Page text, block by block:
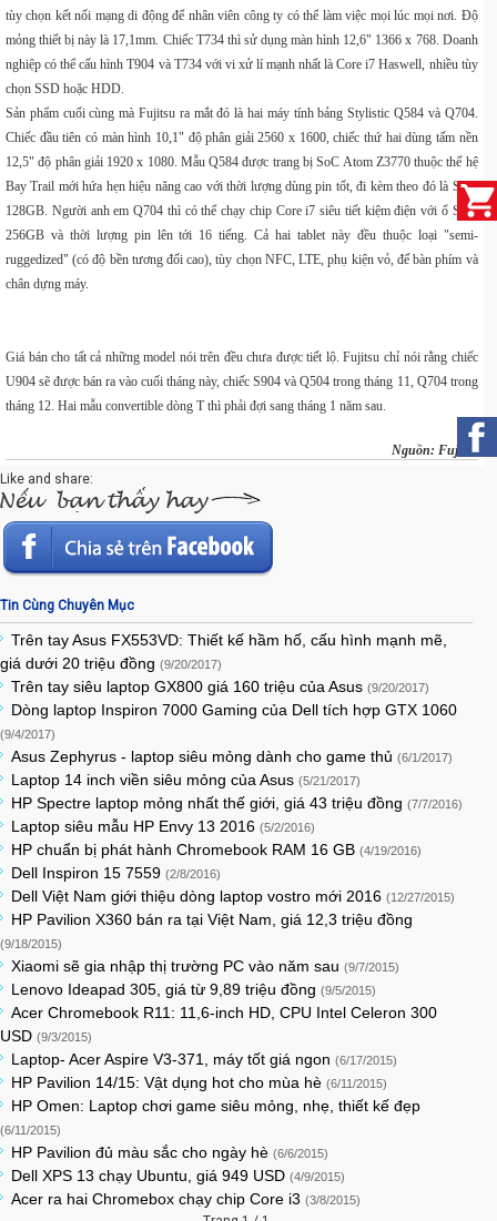
tùy chọn kết nối mạng di động để nhân viên công ty có thể làm việc mọi lúc mọi nơi. Độ
mỏng thiết bị này là 17,1mm. Chiếc T734 thì sử dụng màn hình 12,6" 1366 x 768. Doanh
nghiệp có thể cấu hình T904 và T734 với vi xử lí mạnh nhất là Core i7 Haswell, nhiều tùy
chọn SSD hoặc HDD.
Sản phẩm cuối cùng mà Fujitsu ra mắt đó là hai máy tính bảngStylistic Q584 và Q704.
Chiếc đầu tiên có màn hình 10,1" độ phân giải 2560 x 1600, chiếc thứ hai dùng tấm nền
12,5" độ phân giải 1920 x 1080. Mẫu Q584 được trang bị SoC AtomZ3770 thuộc thế hệ
Bay Trail mới hứa hẹn hiệu năng cao với thời lượng dùng pin tốt, đi kèm theo đó là SSD
128GB. Người anh em Q704 thì có thể chạy chip Core i7 siêu tiết kiệm điện với ổ SSD
256GB và thời lượng pin lên tới 16 tiếng. Cả hai tablet này đều thuộc loại "semi-
ruggedized" (có độ bền tương đối cao), tùy chọn NFC, LTE, phụ kiện vỏ, đế bàn phím và
chân dựng máy.
Giá bán cho tất cả những model nói trên đều chưa được tiết lộ. Fujitsu chỉ nói rằng chiếc
U904 sẽ được bán ra vào cuối tháng này, chiếc S904 và Q504 trong tháng 11, Q704 trong
tháng 12. Hai mẫu convertible dòng T thì phải đợi sang tháng 1 năm sau.
Nguồn: Fujitsu
Like and share:
Tin Cùng Chuyên Mục
Trên tay Asus FX553VD: Thiết kế hầm hố, cấu hình mạnh mẽ,
giá dưới 20 triệu đồng (9/20/2017)
Trên tay siêu laptop GX800 giá 160 triệu của Asus (9/20/2017)
Dòng laptop Inspiron 7000 Gaming của Dell tích hợp GTX 1060
(9/4/2017)
Asus Zephyrus - laptop siêu mỏng dành cho game thủ (6/1/2017)
Laptop 14 inch viền siêu mỏng của Asus (5/21/2017)
HP Spectre laptop mỏng nhất thế giới, giá 43 triệu đồng (7/7/2016)
Laptop siêu mẫu HP Envy 13 2016 (5/2/2016)
HP chuẩn bị phát hành Chromebook RAM 16 GB (4/19/2016)
Dell Inspiron 15 7559 (2/8/2016)
Dell Việt Nam giới thiệu dòng laptop vostro mới 2016 (12/27/2015)
HP Pavilion X360 bán ra tại Việt Nam, giá 12,3 triệu đồng
(9/18/2015)
Xiaomi sẽ gia nhập thị trường PC vào năm sau (9/7/2015)
Lenovo Ideapad 305, giá từ 9,89 triệu đồng (9/5/2015)
Acer Chromebook R11: 11,6-inch HD, CPU Intel Celeron 300
USD (9/3/2015)
Laptop- Acer Aspire V3-371, máy tốt giá ngon (6/17/2015)
HP Pavilion 14/15: Vật dụng hot cho mùa hè (6/11/2015)
HP Omen: Laptop chơi game siêu mỏng, nhẹ, thiết kế đẹp
(6/11/2015)
HP Pavilion đủ màu sắc cho ngày hè (6/6/2015)
Dell XPS 13 chạy Ubuntu, giá 949 USD (4/9/2015)
Acer ra hai Chromebox chạy chip Core i3 (3/8/2015)